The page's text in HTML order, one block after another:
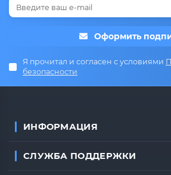
Оформить
Я прочитал и согласен с условиями
безопасности
ИНФОРМАЦИЯ
СЛУЖБА ПОДДЕРЖКИ